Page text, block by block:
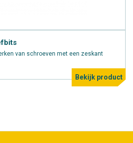
van schroeven met een zeskant
Bekijk product